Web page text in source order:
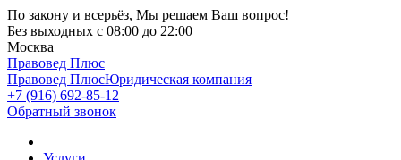
По закону и всерьёз, Мы решаем Ваш вопрос!
Без выходных с 08:00 до 22:00
Москва
Правовед Плюс
Правовед ПлюсЮридическая компания
+7 (916) 692-85-12
Обратный звонок